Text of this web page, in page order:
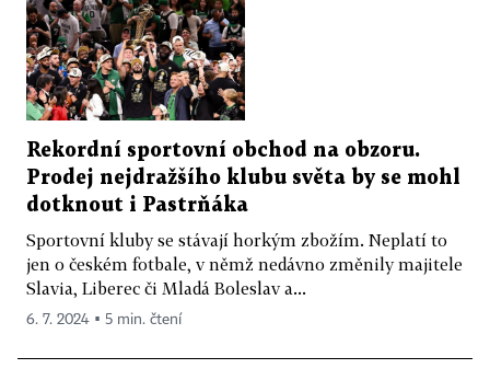
Rekordní sportovní obchod na obzoru.
Prodej nejdražšího klubu světa by se mohl
dotknout i Pastrňáka
Sportovní kluby se stávají horkým zbožím. Neplatí to
jen o českém fotbale, v němž nedávno změnily majitele
Slavia, Liberec či Mladá Boleslav a...
6. 7. 2024 ▪ 5 min. čtení